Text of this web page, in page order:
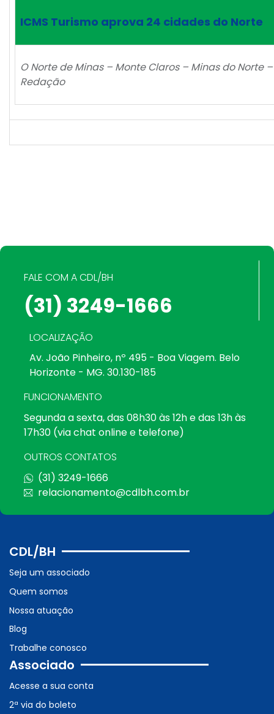
ICMS Turismo aprova 24 cidades do Norte
O Norte de Minas – Monte Claros – Minas do Norte
Redação
FALE COM A CDL/BH
(31) 3249-1666
LOCALIZAÇÃO
Av. João Pinheiro, nº 495 - Boa Viagem. Belo
Horizonte - MG. 30.130-185
FUNCIONAMENTO
Segunda a sexta, das 08h30 às 12h e das 13h às
17h30 (via chat online e telefone)
OUTROS CONTATOS
(31) 3249-1666
relacionamento@cdlbh.com.br
CDL/BH
Seja um associado
Quem somos
Nossa atuação
Blog
Trabalhe conosco
Associado
Acesse a sua conta
2ª via do boleto